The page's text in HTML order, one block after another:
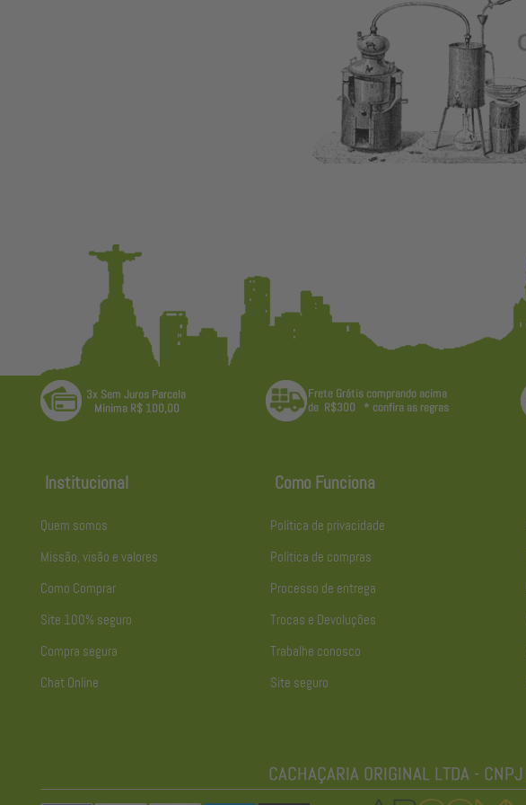
Institucional
Quem somos
Missão, visão e valores
Como Comprar
Site 100% seguro
Compra segura
Chat Online
Como Funciona
Política de privacidade
Política de compras
Processo de entrega
Trocas e Devoluções
Trabalhe conosco
Site seguro